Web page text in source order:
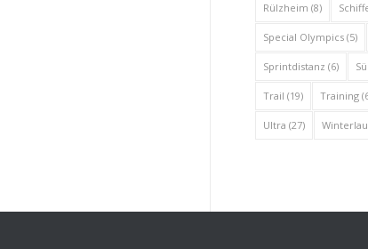
Rülzheim (8)
Special Olympics(5)
Sprintdistanz (6)
Trail (19) Training
Ultra (27)